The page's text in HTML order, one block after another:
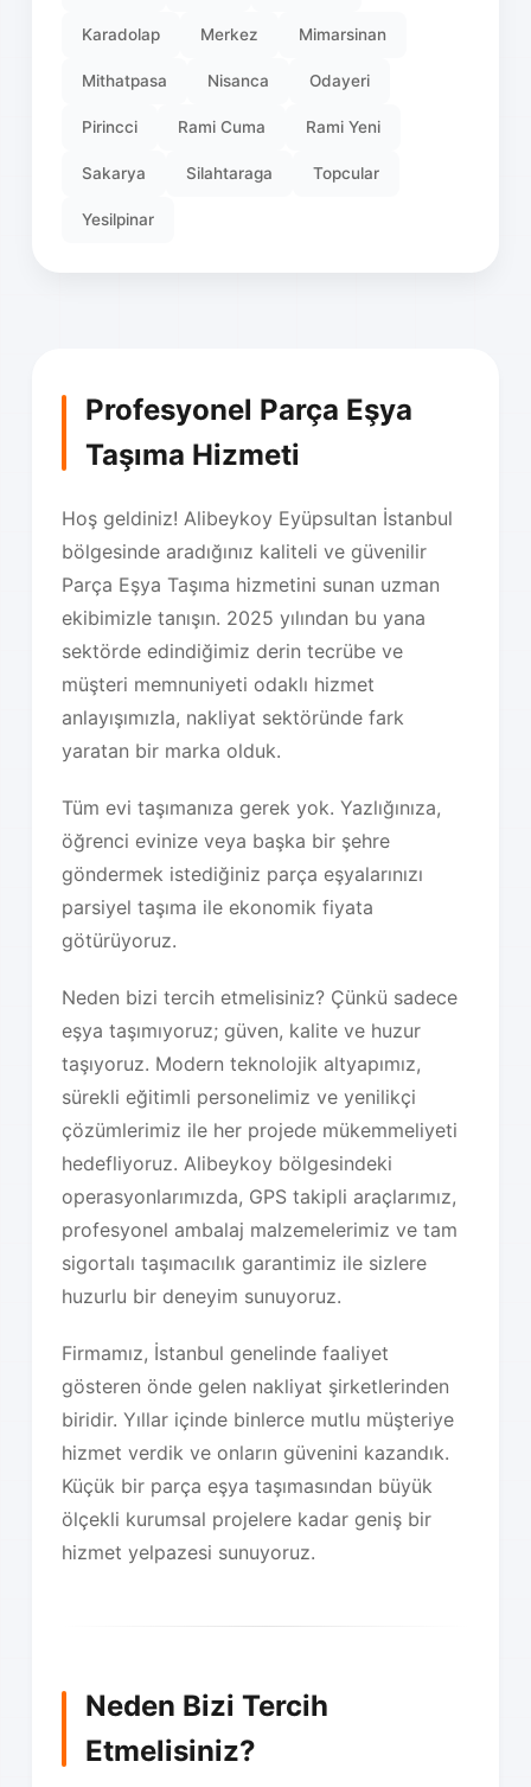
Profesyonel Parça Eşya
Taşıma Hizmeti
Hoş geldiniz! Alibeykoy Eyüpsultan İstanbul
bölgesinde aradığınız kaliteli ve güvenilir
Parça Eşya Taşıma hizmetini sunan uzman
ekibimizle tanışın. 2025 yılından bu yana
sektörde edindiğimiz derin tecrübe ve
müşteri memnuniyeti odaklı hizmet
anlayışımızla, nakliyat sektöründe fark
yaratan bir marka olduk.
Tüm evi taşımanıza gerek yok. Yazlığınıza,
öğrenci evinize veya başka bir şehre
göndermek istediğiniz parça eşyalarınızı
parsiyel taşıma ile ekonomik fiyata
götürüyoruz.
Neden bizi tercih etmelisiniz? Çünkü sadece
eşya taşımıyoruz; güven, kalite ve huzur
taşıyoruz. Modern teknolojik altyapımız,
sürekli eğitimli personelimiz ve yenilikçi
çözümlerimiz ile her projede mükemmeliyeti
hedefliyoruz. Alibeykoy bölgesindeki
operasyonlarımızda, GPS takipli araçlarımız,
profesyonel ambalaj malzemelerimiz ve tam
sigortalı taşımacılık garantimiz ile sizlere
huzurlu bir deneyim sunuyoruz.
Firmamız, İstanbul genelinde faaliyet
gösteren önde gelen nakliyat şirketlerinden
biridir. Yıllar içinde binlerce mutlu müşteriye
hizmet verdik ve onların güvenini kazandık.
Küçük bir parça eşya taşımasından büyük
ölçekli kurumsal projelere kadar geniş bir
hizmet yelpazesi sunuyoruz.
Neden Bizi Tercih
Etmelisiniz?
Karadolap Merkez Mimarsinan
Mithatpasa Nisanca Odayeri
Pirincci Rami Cuma Rami Yeni
Sakarya Silahtaraga Topcular
Yesilpinar